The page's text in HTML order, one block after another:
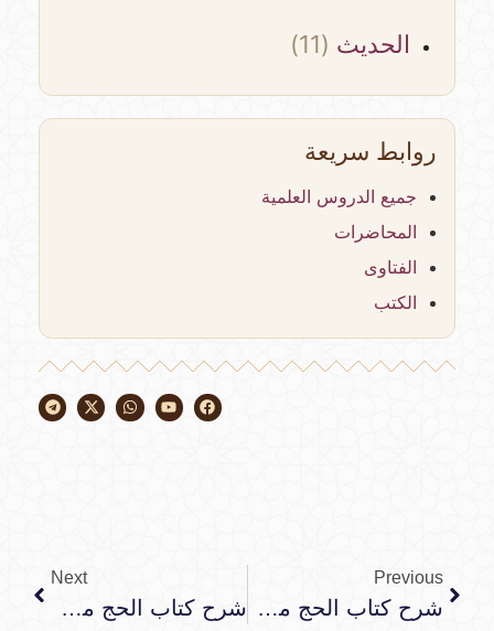
الحديث(11)
روابط سريعة
جميع الدروس العلمية
المحاضرات
الفتاوى
الكتب
Previous
شرح كتاب الحج من فقه العبادات للشيخ العثيمين
Next
شرح كتاب الحج من فقه العبادات للشيخ العثيمين